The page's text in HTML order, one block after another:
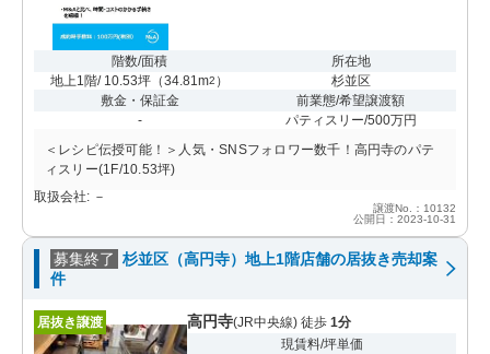
階数/面積
地上1階/ 10.53坪 （34.81m2 ）
所在地
杉並区
敷金・保証金
-
前業態/希望譲渡額
パティスリー/500万円
＜レシピ伝授可能！＞人気・SNSフォロワー数千！高円寺のパテ
ィスリー(1F/10.53坪)
取扱会社: －
譲渡No.：10132
公開日：2023-10-31
募集終了 杉並区（高円寺）地上1階店舗の居抜き売却案
件
居抜き譲渡 高円寺(JR中央線) 徒歩 1分
現賃料/坪単価